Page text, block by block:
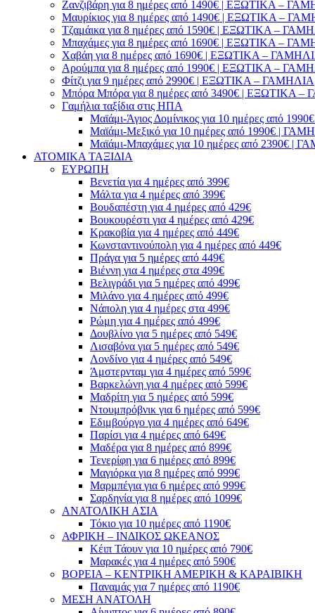
Ζανζιβάρη για 8 ημέρες από 1490€ | ΕΞΩΤΙΚΑ –
Μαυρίκιος για 8 ημέρες από 1490€ | ΕΞΩΤΙΚΑ –
Τζαμάικα για 8 ημέρες από 1590€ | ΕΞΩΤΙΚΑ –
Μπαχάμες για 8 ημέρες από 1690€ | ΕΞΩΤΙΚΑ –
Χαβάη για 8 ημέρες από 1690€ | ΕΞΩΤΙΚΑ –
Αρούμπα για 8 ημέρες από 1990€ | ΕΞΩΤΙΚΑ –
Φίτζι για 9 ημέρες από 2990€ | ΕΞΩΤΙΚΑ – ΓΑΜΗΛΙΑ
Μπόρα Μπόρα για 8 ημέρες από 3490€ | ΕΞΩΤΙΚΑ –
Γαμήλια ταξίδια στις ΗΠΑ
Μαϊάμι-Άγιος Δομίνικος για 10 ημέρες από
Μαϊάμι-Μεξικό για 10 ημέρες από 1990€ |
Μαϊάμι-Μπαχάμες για 10 ημέρες από 2390€
ΑΤΟΜΙΚΑ ΤΑΞΙΔΙΑ
ΕΥΡΩΠΗ
Βενετία για 4 ημέρες από 399€
Μάλτα για 4 ημέρες από 399€
Βουδαπέστη για 4 ημέρες από 429€
Βουκουρέστι για 4 ημέρες από 429€
Κρακοβία για 4 ημέρες από 449€
Κωνσταντινούπολη για 4 ημέρες από 449€
Πράγα για 5 ημέρες από 449€
Βιέννη για 4 ημέρες στα 499€
Βελιγράδι για 5 ημέρες από 499€
Μιλάνο για 4 ημέρες από 499€
Νάπολη για 4 ημέρες στα 499€
Ρώμη για 4 ημέρες από 499€
Δουβλίνο για 5 ημέρες από 549€
Λισαβόνα για 5 ημέρες από 549€
Λονδίνο για 4 ημέρες από 549€
Άμστερνταμ για 4 ημέρες από 599€
Βαρκελώνη για 4 ημέρες από 599€
Μαδρίτη για 5 ημέρες από 599€
Ντουμπρόβνικ για 6 ημέρες από 599€
Εδιμβούργο για 4 ημέρες από 649€
Παρίσι για 4 ημέρες από 649€
Μαδέρα για 8 ημέρες από 899€
Τενερίφη για 6 ημέρες από 899€
Μαγιόρκα για 8 ημέρες από 999€
Μαρμπέγια για 6 ημέρες από 999€
Σαρδηνία για 8 ημέρες από 1099€
ΑΝΑΤΟΛΙΚΗ ΑΣΙΑ
Τόκιο για 10 ημέρες από 1190€
ΑΦΡΙΚΗ – ΙΝΔΙΚΟΣ ΩΚΕΑΝΟΣ
Κέιπ Τάουν για 10 ημέρες από 790€
Μαρακές για 4 ημέρες από 590€
ΒΟΡΕΙΑ – ΚΕΝΤΡΙΚΗ ΑΜΕΡΙΚΗ & ΚΑΡΑΙΒΙΚΗ
Παναμάς για 7 ημέρες από 1190€
ΜΕΣΗ ΑΝΑΤΟΛΗ